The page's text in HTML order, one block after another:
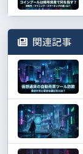
関連記事